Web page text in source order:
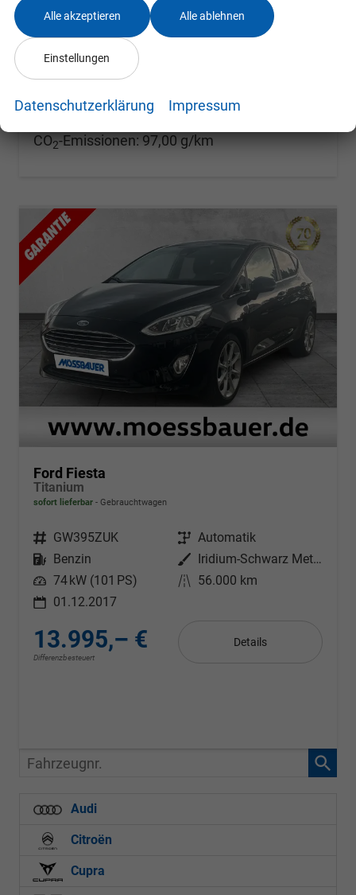
Kraftstoff Benzin Außenfarbe
11.995,– €
Verbrauch kombiniert:4,30 l/100km
CO2-Emissionen:97,00 g/km
Ford Fiesta
Titanium
sofort lieferbar Gebrauchtwagen
Fahrzeugnr. GW395ZUK Getriebe Automatik
Kraftstoff
Benzin Außenfarbe
Iridium-Schwarz Metallic
Leistung 74 kW (101 PS) Kilometerstand 56.000 km
01.12.2017
13.995,– €
Differenzbesteuert
Details
Fahrzeugnr.
Audi
Citroën
Cupra
Alle akzeptieren Alle ablehnen
Einstellungen
Datenschutzerklärung Impressum